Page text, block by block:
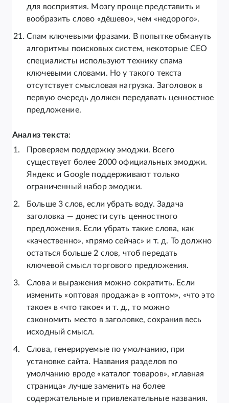
для восприятия. Мозгу проще представить и
вообразить слово «дёшево», чем «недорого».
Спам ключевыми фразами. В попытке обмануть
алгоритмы поисковых систем, некоторые СЕО
специалисты используют технику спама
ключевыми словами. Но у такого текста
отсутствует смысловая нагрузка. Заголовок в
первую очередь должен передавать ценностное
предложение.
Анализ текста:
Проверяем поддержку эмоджи. Всего
существует более 2000 официальных эмоджи.
Яндекс и Google поддерживают только
ограниченный набор эмоджи.
Больше 3 слов, если убрать воду. Задача
заголовка — донести суть ценностного
предложения. Если убрать такие слова, как
«качественно», «прямо сейчас» и т. д. То должно
остаться больше 2 слов, чтоб передать
ключевой смысл торгового предложения.
Слова и выражения можно сократить. Если
изменить «оптовая продажа» в «оптом», «что это
такое» в «что такое» и т. д., то можно
сэкономить место в заголовке, сохранив весь
исходный смысл.
Слова, генерируемые по умолчанию, при
установке сайта. Названия разделов по
умолчанию вроде «каталог товаров», «главная
страница» лучше заменить на более
содержательные и привлекательные названия.